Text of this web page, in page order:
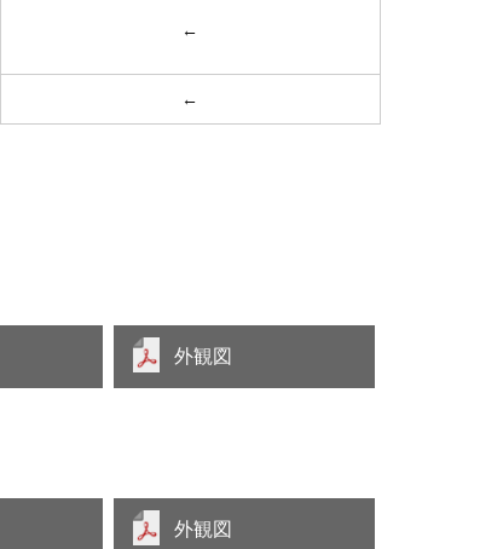
←
←
外観図
外観図